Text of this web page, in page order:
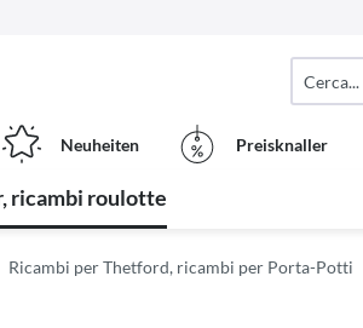
Neuheiten Preisknaller
ricambi roulotte
Ricambi per Thetford, ricambi per Porta-Potti